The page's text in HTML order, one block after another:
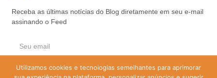
Receba as últimas notícias do Blog diretamente em seu e-mail
assinando o Feed
ASSINAR
Utilizamos cookies e tecnologias semelhantes para aprimorar